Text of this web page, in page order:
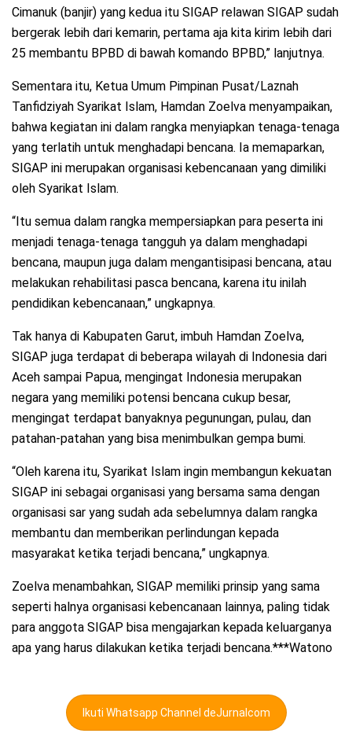
Cimanuk (banjir) yang kedua itu SIGAP relawan SIGAP sudah
bergerak lebih dari kemarin, pertama aja kita kirim lebih dari
25 membantu BPBD di bawah komando BPBD,” lanjutnya.
Sementara itu, Ketua Umum Pimpinan Pusat/Laznah
Tanfidziyah Syarikat Islam, Hamdan Zoelva menyampaikan,
bahwa kegiatan ini dalam rangka menyiapkan tenaga-tenaga
yang terlatih untuk menghadapi bencana. Ia memaparkan,
SIGAP ini merupakan organisasi kebencanaan yang dimiliki
oleh Syarikat Islam.
“Itu semua dalam rangka mempersiapkan para peserta ini
menjadi tenaga-tenaga tangguh ya dalam menghadapi
bencana, maupun juga dalam mengantisipasi bencana, atau
melakukan rehabilitasi pasca bencana, karena itu inilah
pendidikan kebencanaan,” ungkapnya.
Tak hanya di Kabupaten Garut, imbuh Hamdan Zoelva,
SIGAP juga terdapat di beberapa wilayah di Indonesia dari
Aceh sampai Papua, mengingat Indonesia merupakan
negara yang memiliki potensi bencana cukup besar,
mengingat terdapat banyaknya pegunungan, pulau, dan
patahan-patahan yang bisa menimbulkan gempa bumi.
“Oleh karena itu, Syarikat Islam ingin membangun kekuatan
SIGAP ini sebagai organisasi yang bersama sama dengan
organisasi sar yang sudah ada sebelumnya dalam rangka
membantu dan memberikan perlindungan kepada
masyarakat ketika terjadi bencana,” ungkapnya.
Zoelva menambahkan, SIGAP memiliki prinsip yang sama
seperti halnya organisasi kebencanaan lainnya, paling tidak
para anggota SIGAP bisa mengajarkan kepada keluarganya
apa yang harus dilakukan ketika terjadi bencana.***Watono
Ikuti Whatsapp Channel deJurnalcom